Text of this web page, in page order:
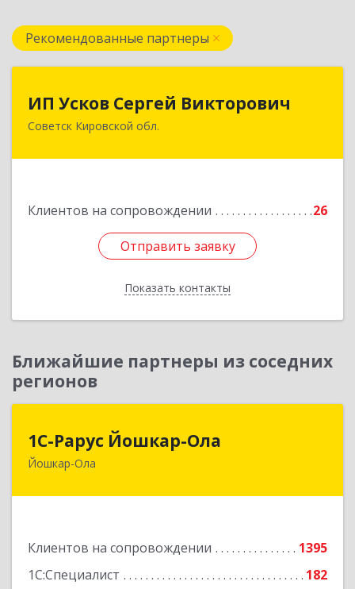
Рекомендованные партнеры
ИП Усков Сергей Викторович
Советск Кировской обл.
Клиентов на сопровождении 26
Отправить заявку
Показать контакты
ИП Усков Сергей Викторович
613340, Кировская обл, Советск г, Дружбы ул,
Отправить заявку
Назад
Ближайшие партнеры из соседних
регионов
1С-Рарус Йошкар-Ола
Йошкар-Ола
Клиентов на сопровождении
1395
1С:Специалист
182
424004, Марий Эл Респ, Йошкар-Ола г, Волкова